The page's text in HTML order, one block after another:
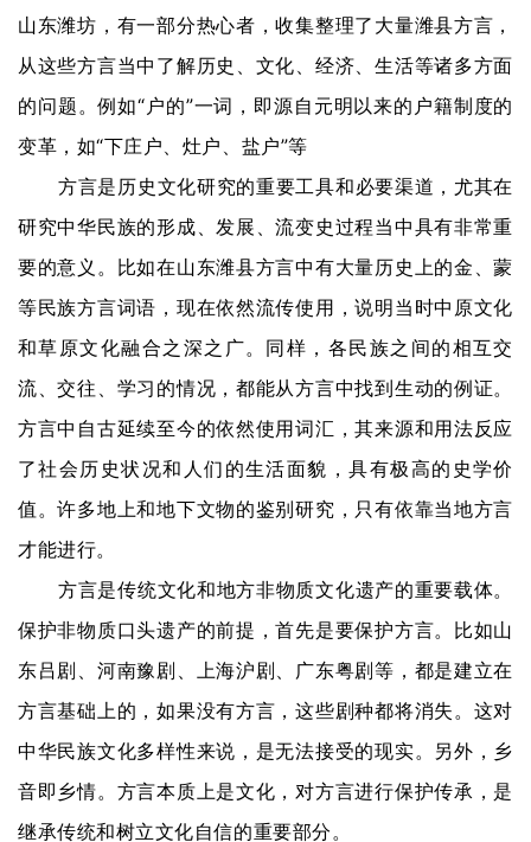
首
页
坛
快
讯
书
法
征
稿
山东潍坊，有一部分热心者，收集整理了大量潍县方言，
从这些方言当中了解历史、文化、经济、生活等诸多方面
的问题。例如“户的”一词，即源自元明以来的户籍制度的
变革，如“下庄户、灶户、盐户”等
方言是历史文化研究的重要工具和必要渠道，尤其在
研究中华民族的形成、发展、流变史过程当中具有非常重
要的意义。比如在山东潍县方言中有大量历史上的金、蒙
等民族方言词语，现在依然流传使用，说明当时中原文化
和草原文化融合之深之广。同样，各民族之间的相互交
流、交往、学习的情况，都能从方言中找到生动的例证。
方言中自古延续至今的依然使用词汇，其来源和用法反应
了社会历史状况和人们的生活面貌，具有极高的史学价
值。许多地上和地下文物的鉴别研究，只有依靠当地方言
才能进行。
方言是传统文化和地方非物质文化遗产的重要载体。
保护非物质口头遗产的前提，首先是要保护方言。比如山
东吕剧、河南豫剧、上海沪剧、广东粤剧等，都是建立在
方言基础上的，如果没有方言，这些剧种都将消失。这对
中华民族文化多样性来说，是无法接受的现实。另外，乡
音即乡情。方言本质上是文化，对方言进行保护传承，是
继承传统和树立文化自信的重要部分。